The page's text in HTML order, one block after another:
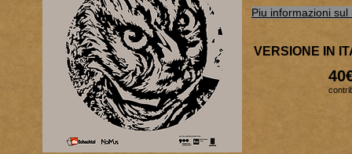
Piu informazioni sul
VERSIONE IN